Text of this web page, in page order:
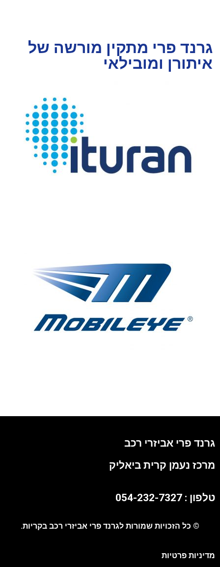
גרנד פרי מתקין מורשה של
איתורן ומובילאי
גרנד פרי אביזרי רכב
מרכז נעמן קרית ביאליק
טלפון : 054-232-7327
© כל הזכויות שמורות לגרנד פרי אביזרי רכב בקריות.
מדיניות פרטיות